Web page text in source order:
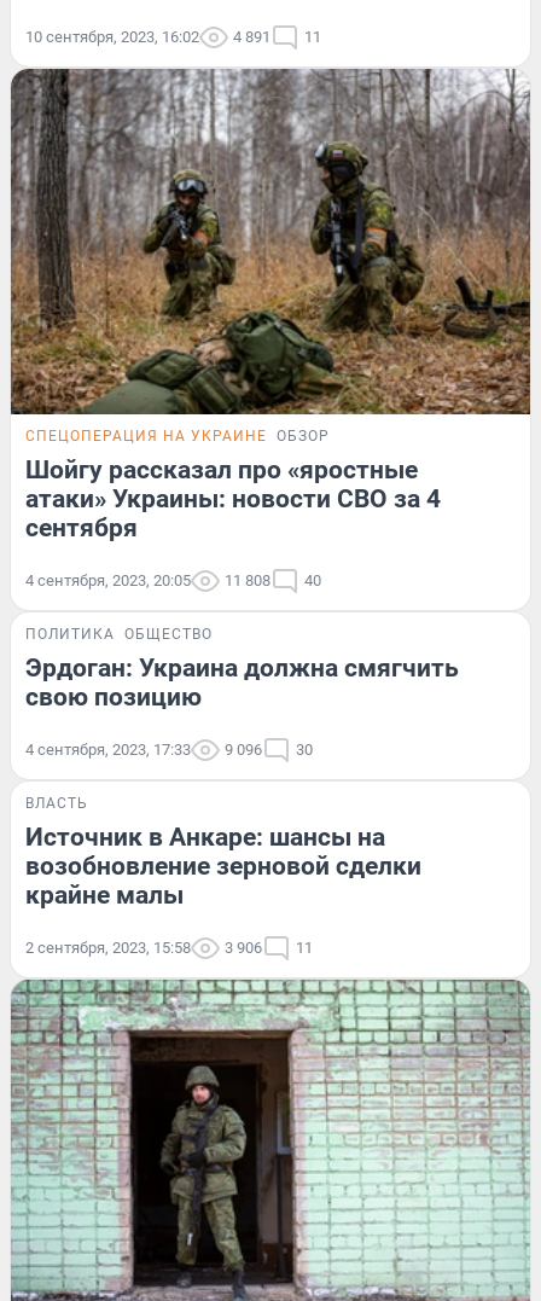
10 сентября, 2023, 16:02 4 891 11
СПЕЦОПЕРАЦИЯ НА УКРАИНЕ ОБЗОР
Шойгу рассказал про «яростные
атаки» Украины: новости СВО за 4
сентября
4 сентября, 2023, 20:05 11 808 40
ПОЛИТИКА ОБЩЕСТВО
Эрдоган: Украина должна смягчить
свою позицию
4 сентября, 2023, 17:33 9 096 30
ВЛАСТЬ
Источник в Анкаре: шансы на
возобновление зерновой сделки
крайне малы
2 сентября, 2023, 15:58 3 906 11